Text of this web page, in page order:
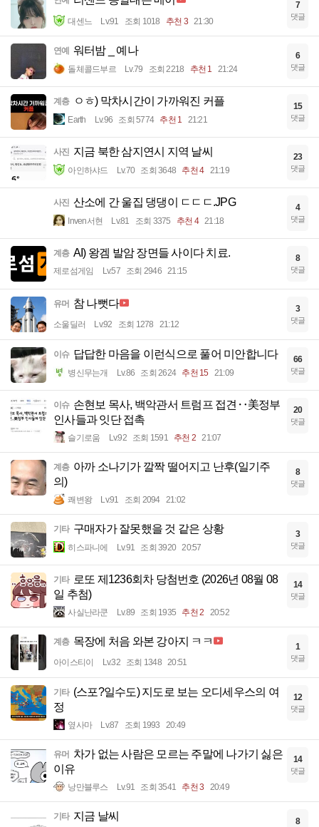
대센느 Lv.91 조회 1018 추천 3 21:30
7
댓글
연예 워터밤 _ 예나
돌체콜드부르 Lv.79 조회 2218 추천 1 21:24
6
댓글
계층 ㅇㅎ) 막차시간이 가까워진 커플
Earth Lv.96 조회 5774 추천 1 21:21
15
댓글
사진 지금 북한 삼지연시 지역 날씨
아인하샤드 Lv.70 조회 3648 추천 4 21:19
23
댓글
사진 산소에 간 울집 댕댕이 ㄷㄷㄷ.JPG
Inven서현 Lv.81 조회 3375 추천 4 21:18
4
댓글
계층 AI) 왕겜 발암 장면들 사이다 치료.
제로섬게임 Lv.57 조회 2946 21:15
8
댓글
유머 참 나뻣다
소울딜러 Lv.92 조회 1278 21:12
3
댓글
이슈 답답한 마음을 이런식으로 풀어 미안합니다
병신무는개 Lv.86 조회 2624 추천 15 21:09
66
댓글
이슈 손현보 목사, 백악관서 트럼프 접견‥美정부
인사들과 잇단 접촉
슬기로움 Lv.92 조회 1591 추천 2 21:07
20
댓글
계층 아까 소나기가 깔짝 떨어지고 난후(일기주
의)
쾌변왕 Lv.91 조회 2094 21:02
8
댓글
기타 구매자가 잘못했을 것 같은 상황
히스파니에 Lv.91 조회 3920 20:57
3
댓글
기타 로또 제1236회차 당첨번호 (2026년 08월 08
일 추첨)
사실난라쿤 Lv.89 조회 1935 추천 2 20:52
14
댓글
계층 목장에 처음 와본 강아지 ㅋㅋ
아이스티이 Lv.32 조회 1348 20:51
1
댓글
기타 (스포?일수도) 지도로 보는 오디세우스의 여
정
옆사마 Lv.87 조회 1993 20:49
12
댓글
유머 차가 없는 사람은 모르는 주말에 나가기 싫은
이유
낭만블루스 Lv.91 조회 3541 추천 3 20:49
14
댓글
기타 지금 날씨 8